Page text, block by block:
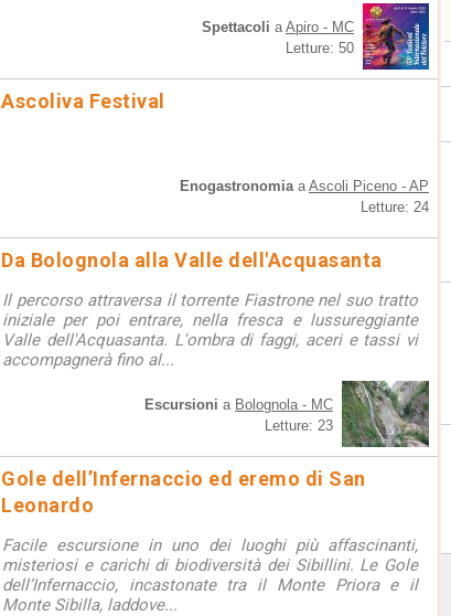
Spettacoli aApiro - MC
Letture: 50
Ascoliva Festival
EnogastronomiaaAscoli Piceno - AP
Letture: 24
Da Bolognola alla Valle dell'Acquasanta
Il percorso attraversa il torrente Fiastrone nel suo tratto
iniziale per poi entrare, nella fresca e lussureggiante
Valle dell'Acquasanta. L'ombra di faggi, aceri e tassi vi
accompagnerà fino al...
Escursioni a Bolognola - MC
Letture: 23
Gole dell’Infernaccio ed eremo di San
Leonardo
Facile escursione in uno dei luoghi più affascinanti,
misteriosi e carichi di biodiversità dei Sibillini. Le Gole
dell’Infernaccio, incastonate tra il Monte Priora e il
Monte Sibilla, laddove...